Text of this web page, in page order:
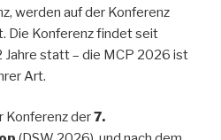
werden auf der Konferenz
Die Konferenz findet seit
statt – die MCP 2026 ist
Art.
Konferenz der7.